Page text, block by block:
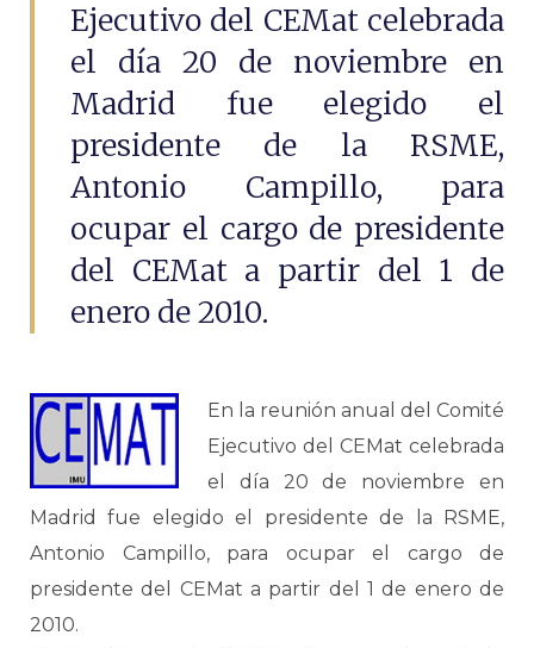
Ejecutivo del CEMat celebrada
el día 20 de noviembre en
Madrid fue elegido el
presidente de la RSME,
Antonio Campillo, para
ocupar el cargo de presidente
del CEMat a partir del 1 de
enero de 2010.
En la reunión anual del Comité
Ejecutivo del CEMat celebrada
el día 20 de noviembre en
Madrid fue elegido el presidente de la RSME,
Antonio Campillo, para ocupar el cargo de
presidente del CEMat a partir del 1 de enero de
2010.